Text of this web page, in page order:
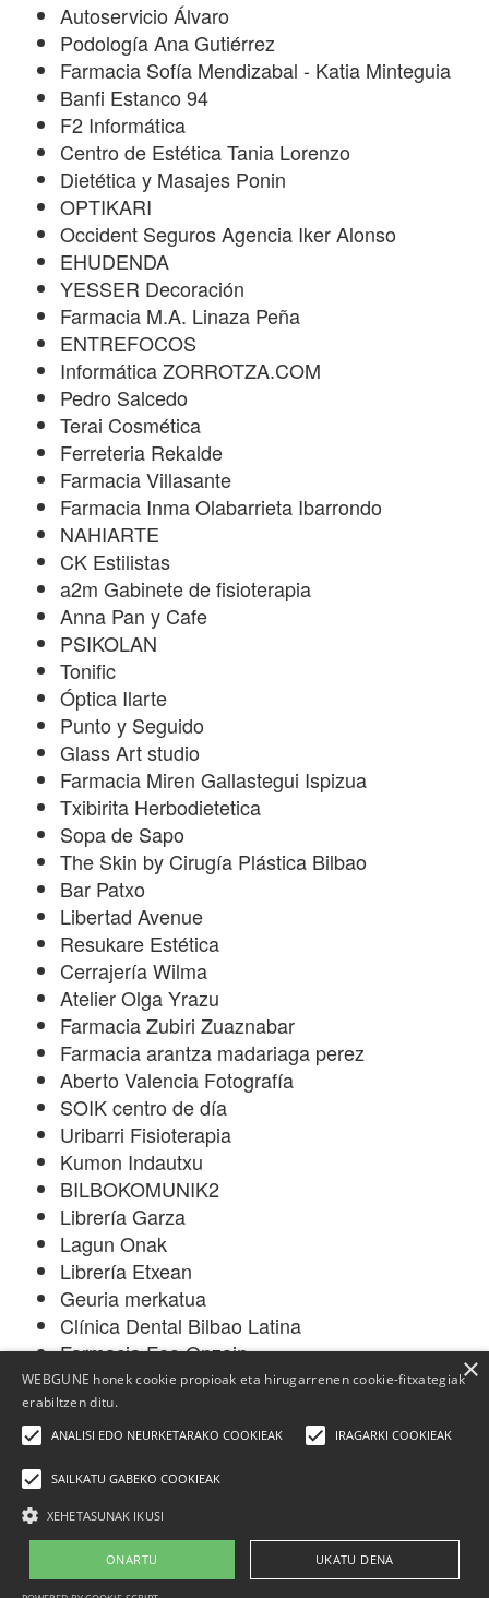
Autoservicio Álvaro
Podología Ana Gutiérrez
Farmacia Sofía Mendizabal - Katia Minteguia
Banfi Estanco 94
F2 Informática
Centro de Estética Tania Lorenzo
Dietética y Masajes Ponin
OPTIKARI
Occident Seguros Agencia Iker Alonso
EHUDENDA
YESSER Decoración
Farmacia M.A. Linaza Peña
ENTREFOCOS
Informática ZORROTZA.COM
Pedro Salcedo
Terai Cosmética
Ferreteria Rekalde
Farmacia Villasante
Farmacia Inma Olabarrieta Ibarrondo
NAHIARTE
CK Estilistas
a2m Gabinete de fisioterapia
Anna Pan y Cafe
PSIKOLAN
Tonific
Óptica Ilarte
Punto y Seguido
Glass Art studio
Farmacia Miren Gallastegui Ispizua
Txibirita Herbodietetica
Sopa de Sapo
The Skin by Cirugía Plástica Bilbao
Bar Patxo
Libertad Avenue
Resukare Estética
Cerrajería Wilma
Atelier Olga Yrazu
Farmacia Zubiri Zuaznabar
Farmacia arantza madariaga perez
Aberto Valencia Fotografía
SOIK centro de día
Uribarri Fisioterapia
Kumon Indautxu
BILBOKOMUNIK2
Librería Garza
Lagun Onak
Librería Etxean
Geuria merkatua
Clínica Dental Bilbao Latina
Farmacia Feo Onzain
Kontaktua Lege-oharra| Cookien politika
WEBGUNE honek cookie propioak eta hirugarrenen cookie-fitxategiak
erabiltzen ditu.
ANALISI EDO NEURKETARAKO COOKIEAK IRAGARKI COOKIEAK
SAILKATU GABEKO COOKIEAK
XEHETASUNAK IKUSI
ONARTU UKATU DENA
×